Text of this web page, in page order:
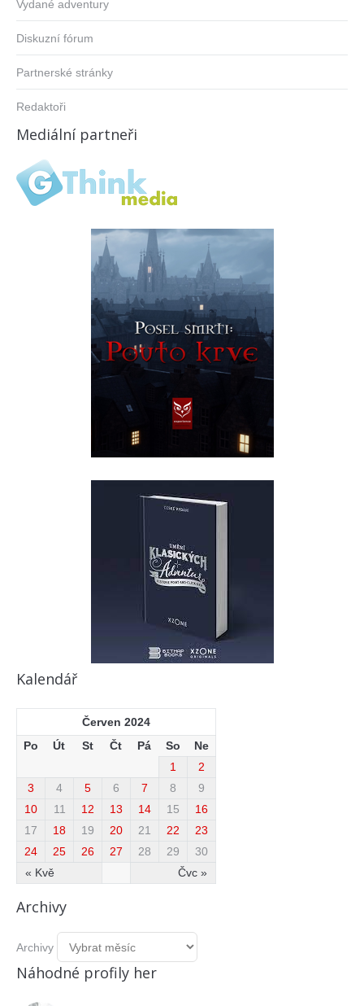
Vydané adventury
Diskuzní fórum
Partnerské stránky
Redaktoři
Mediální partneři
Kalendář
Červen 2024
Po
Út St Čt Pá So Ne
« Kvě Čvc »
1
2
3
4 5 6 7 8
9
10
11 12 13 14 15
16
17
18 19 20 21 22
23
24
25 26 27 28 29 30
Archivy
Archivy
Náhodné profily her